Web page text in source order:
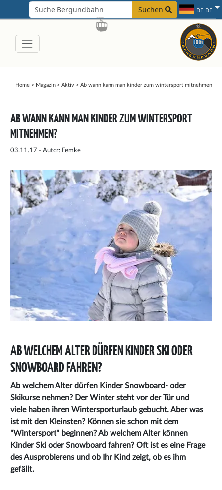
Suchen DE-DE
Home> Magazin> Aktiv> Ab wann kann man kinder zum wintersport mitnehmen
AB WANN KANN MAN KINDER ZUM WINTERSPORT
MITNEHMEN?
03.11.17 - Autor: Femke
AB WELCHEM ALTER DÜRFEN KINDER SKI ODER
SNOWBOARD FAHREN?
Ab welchem Alter dürfen Kinder Snowboard- oder
Skikurse nehmen? Der Winter steht vor der Tür und
viele haben ihren Wintersporturlaub gebucht. Aber was
ist mit den Kleinsten? Können sie schon mit dem
"Wintersport" beginnen? Ab welchem Alter können
Kinder Ski oder Snowboard fahren? Oft ist es eine Frage
des Ausprobierens und ob Ihr Kind zeigt, ob es ihm
gefällt.